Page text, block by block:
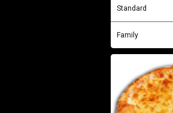
Standard
Family